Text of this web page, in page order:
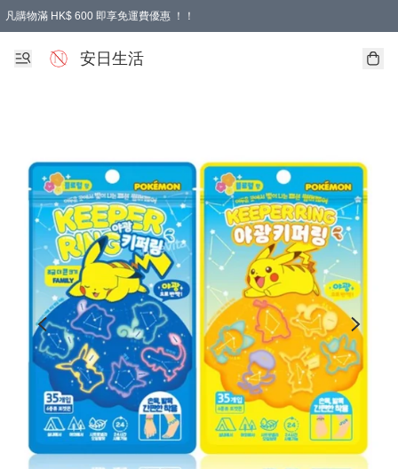
凡購物滿 HK$ 600 即享免運費優惠 ！！
安日生活